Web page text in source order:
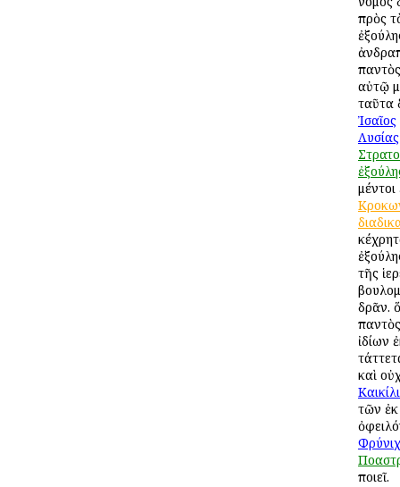
πρὸς
αὐτῷ
ταῦτα
Ἰσαῖος
Λυσίας
τῆς
δρᾶν.
ἰδίων
καὶ
τῶν ἐκ
ποιεῖ.